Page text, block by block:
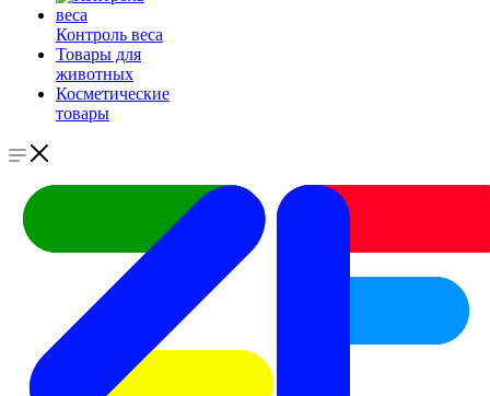
Контроль веса
Товары для
животных
Косметические
товары